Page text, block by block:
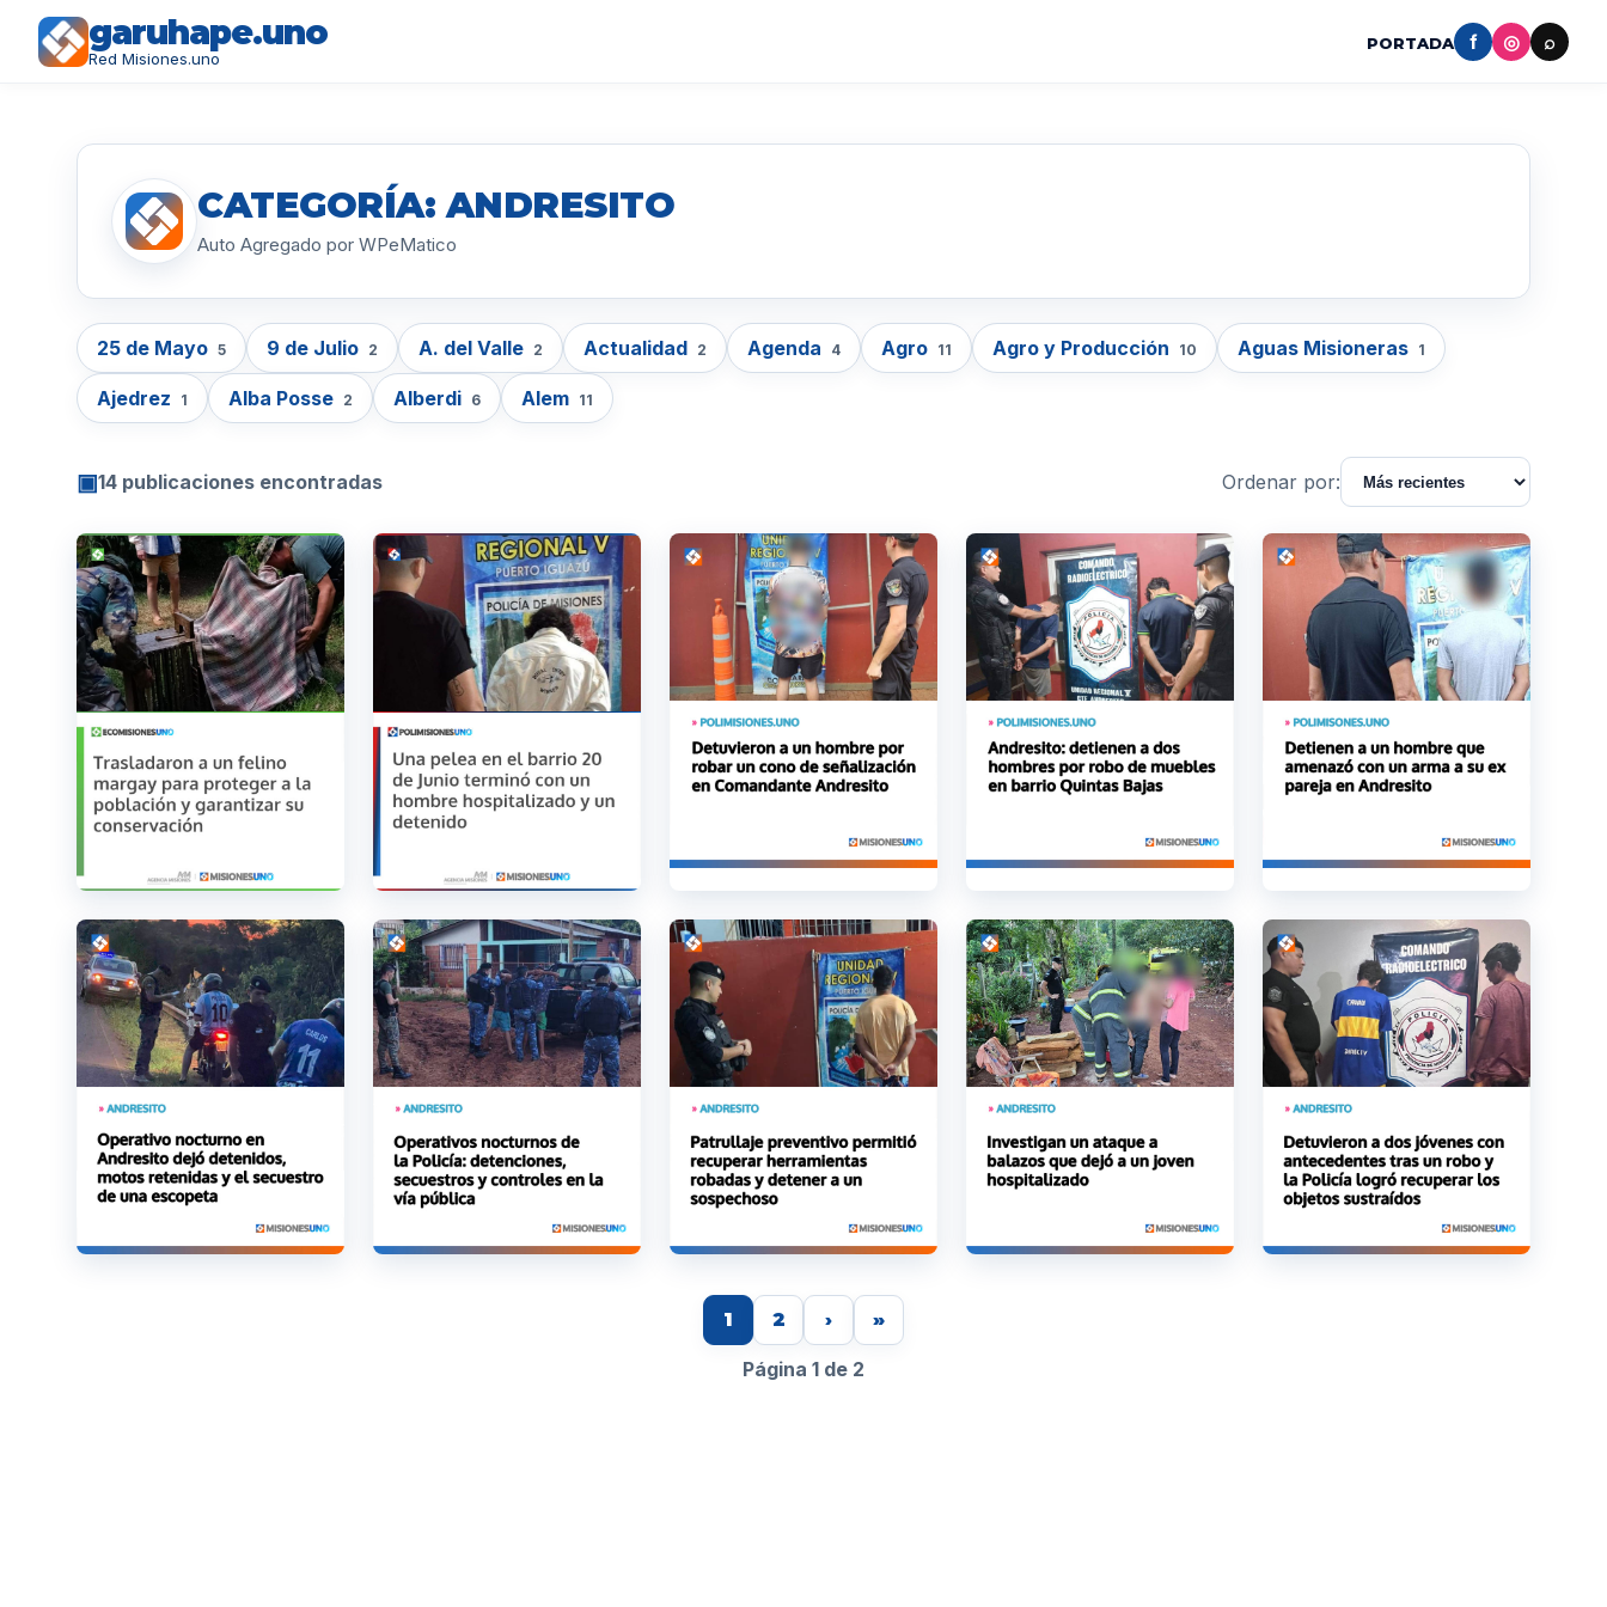
garuhape.uno
Red Misiones.uno
PORTADA f ◎ ⌕
CATEGORÍA: ANDRESITO
Auto Agregado por WPeMatico
25 de Mayo 5 9 de Julio 2 A. del Valle 2 Actualidad 2 Agenda 4 Agro 11 Agro y Producción 10 Aguas Misioneras 1
Ajedrez 1 Alba Posse 2 Alberdi 6 Alem 11
▣14 publicaciones encontradas Ordenar por:
1 2 › »
Página 1 de 2